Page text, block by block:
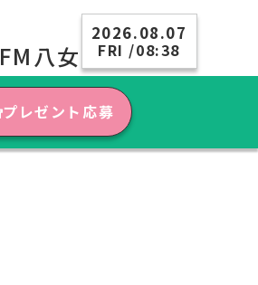
FM八女
2026.08.07
FRI /08:38
プレゼント応募